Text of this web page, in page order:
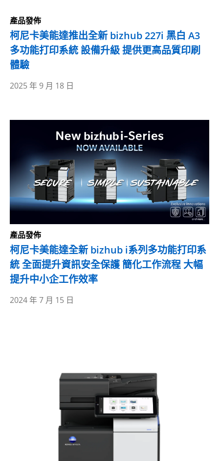
產品發佈
柯尼卡美能達推出全新 bizhub 227i 黑白 A3
多功能打印系統 設備升級 提供更高品質印刷
體驗
2025 年 9 月 18 日
產品發佈
柯尼卡美能達全新 bizhub i系列多功能打印系
統 全面提升資訊安全保護 簡化工作流程 大幅
提升中小企工作效率
2024 年 7 月 15 日